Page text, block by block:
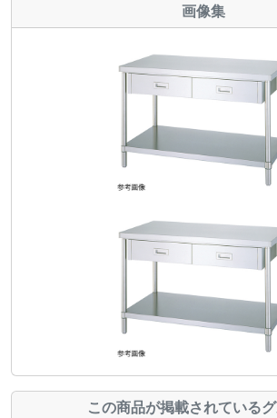
画像集
この商品が掲載されている